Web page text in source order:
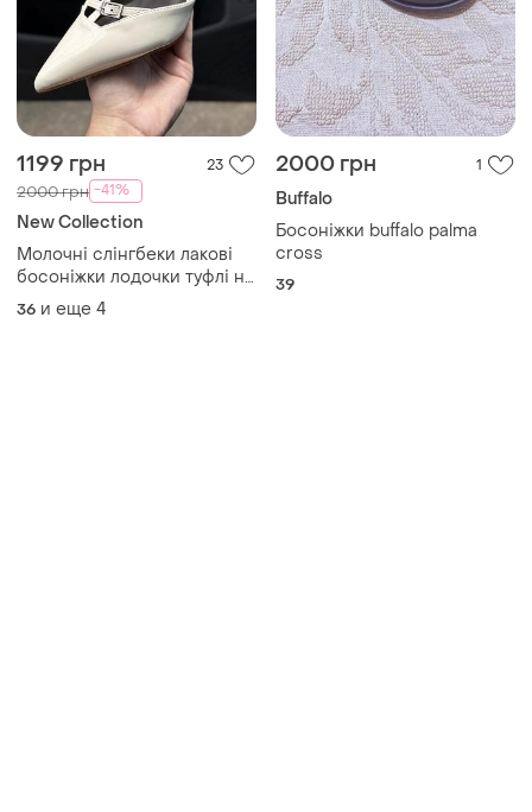
1199 грн 23
2000 грн -41%
New Collection
Молочні слінгбеки лакові
босоніжки лодочки туфлі на
шпильці
36 и еще 4
2000 грн 1
Buffalo
Босоніжки buffalo palma
cross
39